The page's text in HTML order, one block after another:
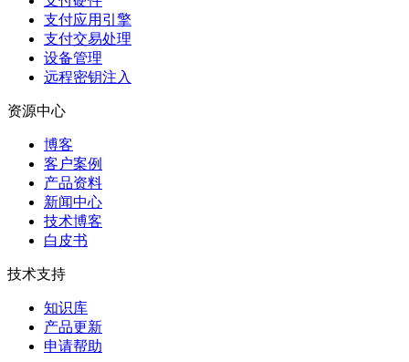
支付应用引擎
支付交易处理
设备管理
远程密钥注入
资源中心
博客
客户案例
产品资料
新闻中心
技术博客
白皮书
技术支持
知识库
产品更新
申请帮助